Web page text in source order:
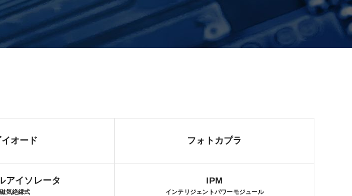
オード フォトカプラ
アイソレータ
磁気絶縁式
IPM
インテリジェントパワーモジュール